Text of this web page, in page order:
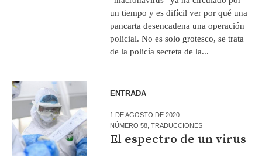
un tiempo y es difícil ver por qué una
pancarta desencadena una operación
policial. No es solo grotesco, se trata
de la policía secreta de la...
ENTRADA
1 DE AGOSTO DE 2020
NÚMERO 58 ,TRADUCCIONES
El espectro de un virus